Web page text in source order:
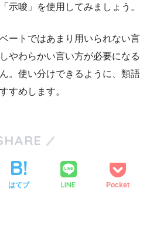
示唆」を使用してみましょう。
ートではあまり用いられない言
やわらかい言い方が必要になる
。使い分けできるように、類語
すめします。
はてブ LINE Pocket